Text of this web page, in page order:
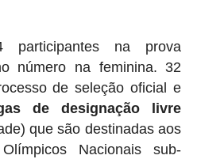
na prova
número na feminina. 32
de seleção oficial e
de designação livre
que são destinadas aos
Nacionais sub-